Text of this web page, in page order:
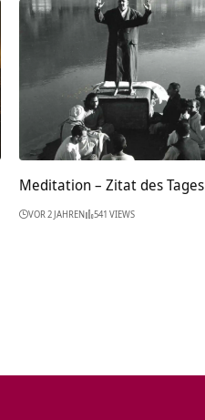
Meditation – Zitat des Tages
VOR 2 JAHREN 541 VIEWS